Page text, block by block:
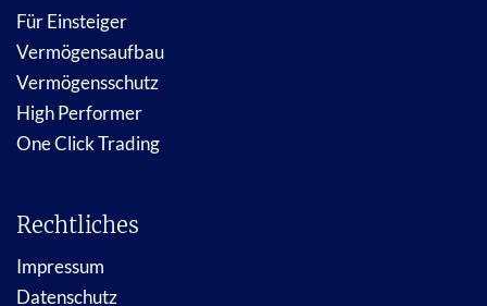
Für Einsteiger
Vermögensaufbau
Vermögensschutz
High Performer
One Click Trading
Rechtliches
Impressum
Datenschutz